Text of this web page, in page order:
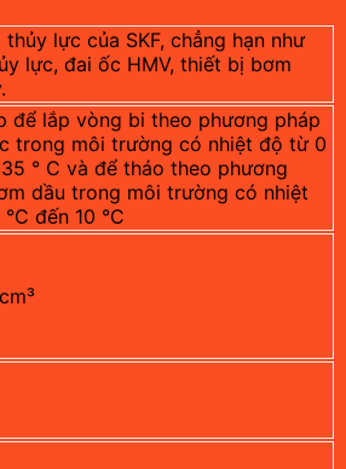
lực của SKF, chẳng hạn như
lực, đai ốc HMV, thiết bị bơm
để lắp vòng bi theo phương pháp
trong môi trường có nhiệt độ từ 0
° C và để tháo theo phương
dầu trong môi trường có nhiệt
đến 10 °C